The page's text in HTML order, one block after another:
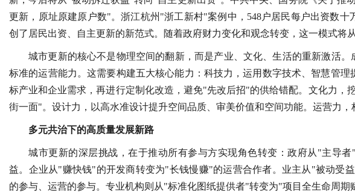
更新，原址原建原户数"。浙江杭州"浙工新村"案例中，548户居民每户出资数
创了居民出资、自主更新的新范式。随着政府财力变化和观念转变，这一模式将
城市更新的核心不是物理空间的翻新，而是产业、文化、生活的重新激活
标准的运营能力。这需要构建五大核心能力：科技力，运用数字技术、智慧管
标产业和企业需求，再进行定制化改造，避免"先改后招"的供给错配。文化力，
街一面"。设计力，以高水准设计提升空间品质、审美价值和空间功能。运营力，
多元共治下的高质量发展新路
城市更新的深层挑战，在于推动所有参与方实现角色转变：政府从"主导
益。企业从"赚快钱"的开发商转变为"长钱慢赚"的运营合作者。业主从"被动受
的参与、运营的参与。专业机构则从"标准化图纸提供者"转变为"项目全生命周期